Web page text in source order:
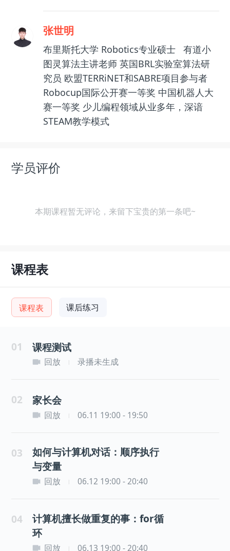
张世明
布里斯托大学 Robotics专业硕士 有道小
图灵算法主讲老师 英国BRL实验室算法研
究员 欧盟TERRiNET和SABRE项目参与者
Robocup国际公开赛一等奖 中国机器人大
赛一等奖 少儿编程领域从业多年，深谙
STEAM教学模式
学员评价
本期课程暂无评论，来留下宝贵的第一条吧~
课程表
课程表 课后练习
01 课程测试
回放 录播未生成
02 家长会
回放 06.11 19:00 - 19:50
03
如何与计算机对话：顺序执行
与变量
回放 06.12 19:00 - 20:40
04
计算机擅长做重复的事：for循
环
回放 06.13 19:00 - 20:40